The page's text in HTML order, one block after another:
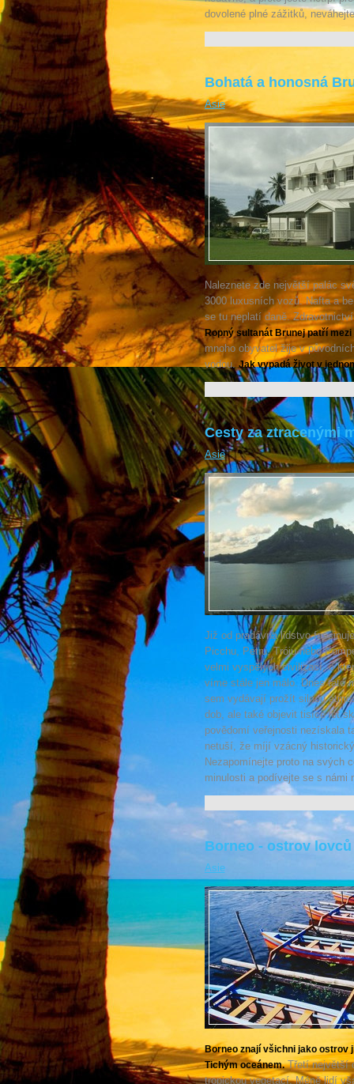
dovolené plné zážitků,
Bohatá a honosná
Asie
Naleznete zde největší palác
3000 luxusních vozů. Nafta a
se tu neplatí daně.
Ropný sultanát Brunej patří
mnoho obyvatel žije v
vodou.Jak vypadá život v
Cesty za ztracenými
Asie
Již od pradávna lidstvo
Picchu, Petru, Tróju nebo
velmi vyspělých civilizací, o
víme stále jen málo. Dnes tato
sem vydávají prožít silnou
dob, ale také objevit tisíce let
povědomí veřejnosti nezískala
netuší, že míjí vzácný
Nezapomínejte proto na svých
minulosti a podívejte se s námi
Borneo - ostrov
Asie
Borneo znají všichni jako ostrov
Tichým oceánem.Třetí největší
tropickou vegetací. Méně lidí